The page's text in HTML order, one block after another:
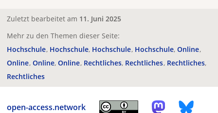
Zuletzt bearbeitet am 11. Juni 2025
Mehr zu den Themen dieser Seite:
Hochschule Hochschule Hochschule Hochschule Online
Online Online Online Rechtliches Rechtliches Rechtliches
Rechtliches
open-access.network